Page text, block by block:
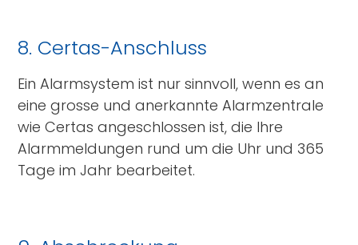
8. Certas-Anschluss
Ein Alarmsystem ist nur sinnvoll, wenn es an
eine grosse und anerkannte Alarmzentrale
wie Certas angeschlossen ist, die Ihre
Alarmmeldungen rund um die Uhr und 365
Tage im Jahr bearbeitet.